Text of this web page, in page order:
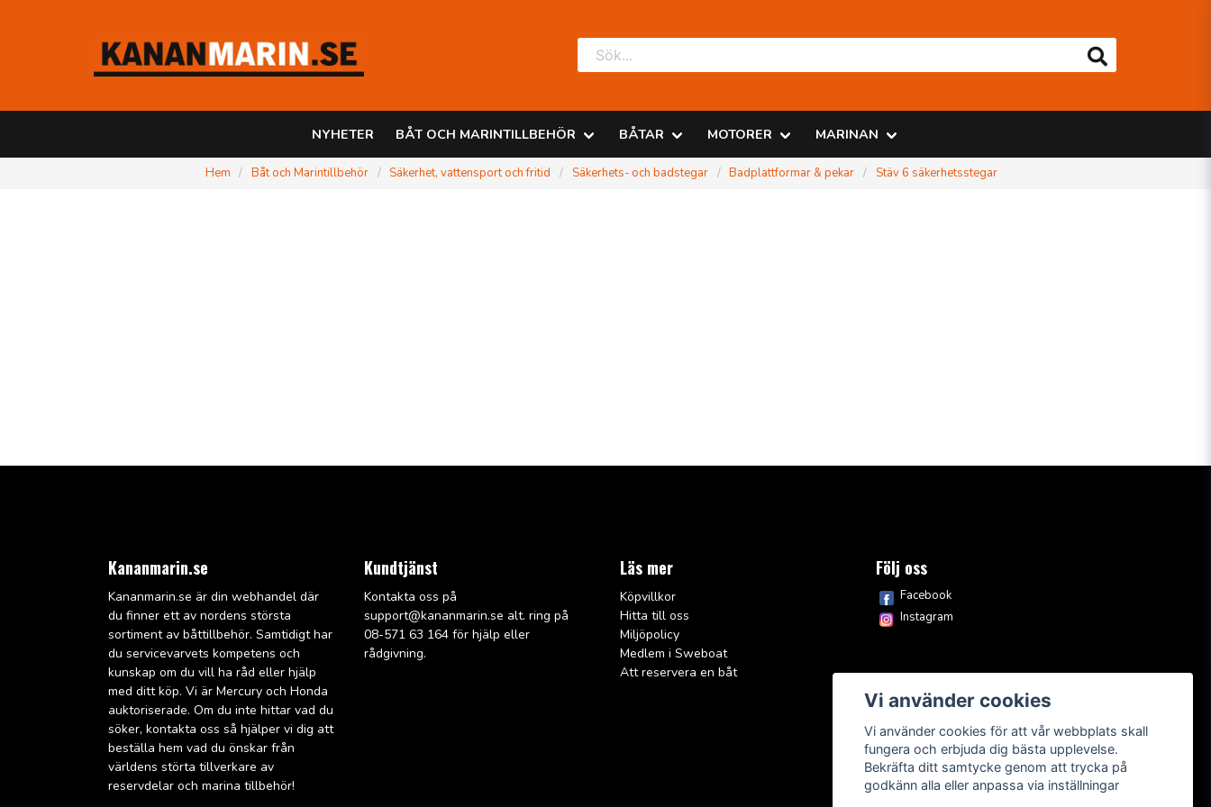
NYHETER BÅT OCH MARINTILLBEHÖR BÅTAR MOTORER MARINAN
Hem Båt och Marintillbehör Säkerhet, vattensport och fritid Säkerhets- och badstegar Badplattformar & pekar Stäv 6 säkerhetsstegar
Kananmarin.se
Kananmarin.se är din webhandel där
du finner ett av nordens största
sortiment av båttillbehör. Samtidigt har
du servicevarvets kompetens och
kunskap om du vill ha råd eller hjälp
med ditt köp. Vi är Mercury och Honda
auktoriserade. Om du inte hittar vad du
söker, kontakta oss så hjälper vi dig att
beställa hem vad du önskar från
världens störta tillverkare av
reservdelar och marina tillbehör!
Kundtjänst
Kontakta oss på
support@kananmarin.se alt. ring på
08-571 63 164 för hjälp eller
rådgivning.
Läs mer
Köpvillkor
Hitta till oss
Miljöpolicy
Medlem i Sweboat
Att reservera en båt
Följ oss
Facebook
Instagram
Vi använder cookies
Vi använder cookies för att vår webbplats skall
fungera och erbjuda dig bästa upplevelse.
Bekräfta ditt samtycke genom att trycka på
godkänn alla eller anpassa via inställningar